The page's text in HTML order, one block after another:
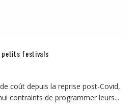
petits festivals
coût depuis la reprise post-Covid,
contraints de programmer leurs...